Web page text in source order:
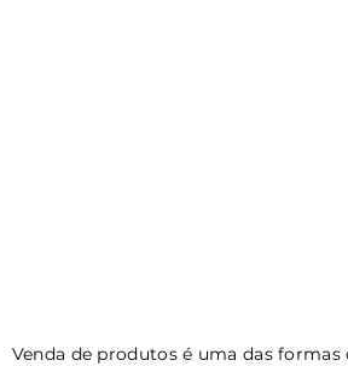
Venda de produtos é uma das